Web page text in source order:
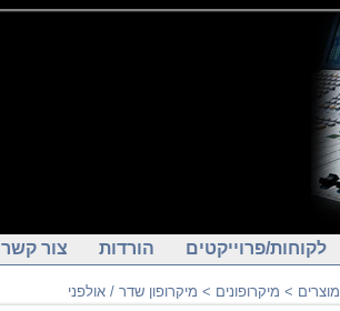
לקוחות/פרוייקטים הורדות צור קשר
מוצרים > מיקרופונים > מיקרופון שדר / אולפני